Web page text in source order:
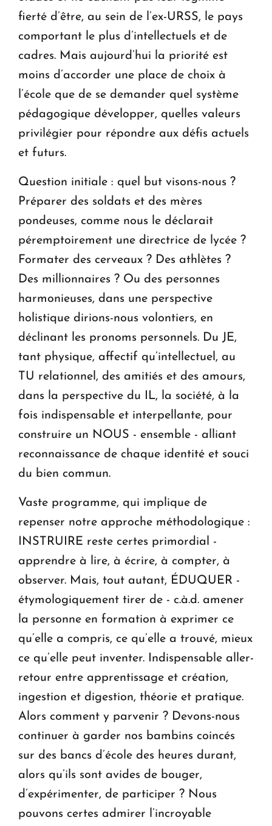
fierté d’être, au sein de l’ex-URSS, le pays
comportant le plus d’intellectuels et de
cadres. Mais aujourd’hui la priorité est
moins d’accorder une place de choix à
l’école que de se demander quel système
pédagogique développer, quelles valeurs
privilégier pour répondre aux défis actuels
et futurs.
Question initiale : quel but visons-nous ?
Préparer des soldats et des mères
pondeuses, comme nous le déclarait
péremptoirement une directrice de lycée ?
Formater des cerveaux ? Des athlètes ?
Des millionnaires ? Ou des personnes
harmonieuses, dans une perspective
holistique dirions-nous volontiers, en
déclinant les pronoms personnels. Du JE,
tant physique, affectif qu’intellectuel, au
TU relationnel, des amitiés et des amours,
dans la perspective du IL, la société, à la
fois indispensable et interpellante, pour
construire un NOUS - ensemble - alliant
reconnaissance de chaque identité et souci
du bien commun.
Vaste programme, qui implique de
repenser notre approche méthodologique :
INSTRUIRE reste certes primordial -
apprendre à lire, à écrire, à compter, à
observer. Mais, tout autant, ÉDUQUER -
étymologiquement tirer de - c.à.d. amener
la personne en formation à exprimer ce
qu’elle a compris, ce qu’elle a trouvé, mieux
ce qu’elle peut inventer. Indispensable aller-
retour entre apprentissage et création,
ingestion et digestion, théorie et pratique.
Alors comment y parvenir ? Devons-nous
continuer à garder nos bambins coincés
sur des bancs d’école des heures durant,
alors qu’ils sont avides de bouger,
d’expérimenter, de participer ? Nous
pouvons certes admirer l’incroyable